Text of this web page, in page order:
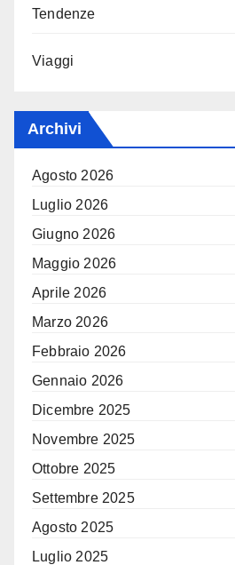
Tendenze
Viaggi
Archivi
Agosto 2026
Luglio 2026
Giugno 2026
Maggio 2026
Aprile 2026
Marzo 2026
Febbraio 2026
Gennaio 2026
Dicembre 2025
Novembre 2025
Ottobre 2025
Settembre 2025
Agosto 2025
Luglio 2025